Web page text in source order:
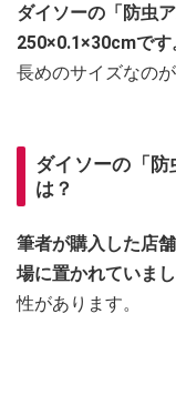
ダイソーの「防虫
250×0.1×30cmです
長めのサイズなの
ダイソーの「
は？
筆者が購入した店
場に置かれていまし
性があります。